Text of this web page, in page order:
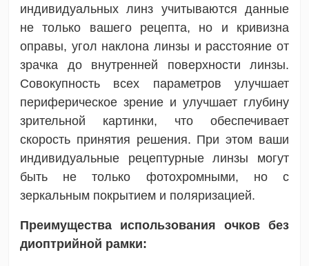
индивидуальных линз учитываются данные
не только вашего рецепта, но и кривизна
оправы, угол наклона линзы и расстояние от
зрачка до внутренней поверхности линзы.
Совокупность всех параметров улучшает
периферическое зрение и улучшает глубину
зрительной картинки, что обеспечивает
скорость принятия решения. При этом ваши
индивидуальные рецептурные линзы могут
быть не только фотохромными, но с
зеркальным покрытием и поляризацией.
Преимущества использования очков без
диоптрийной рамки: